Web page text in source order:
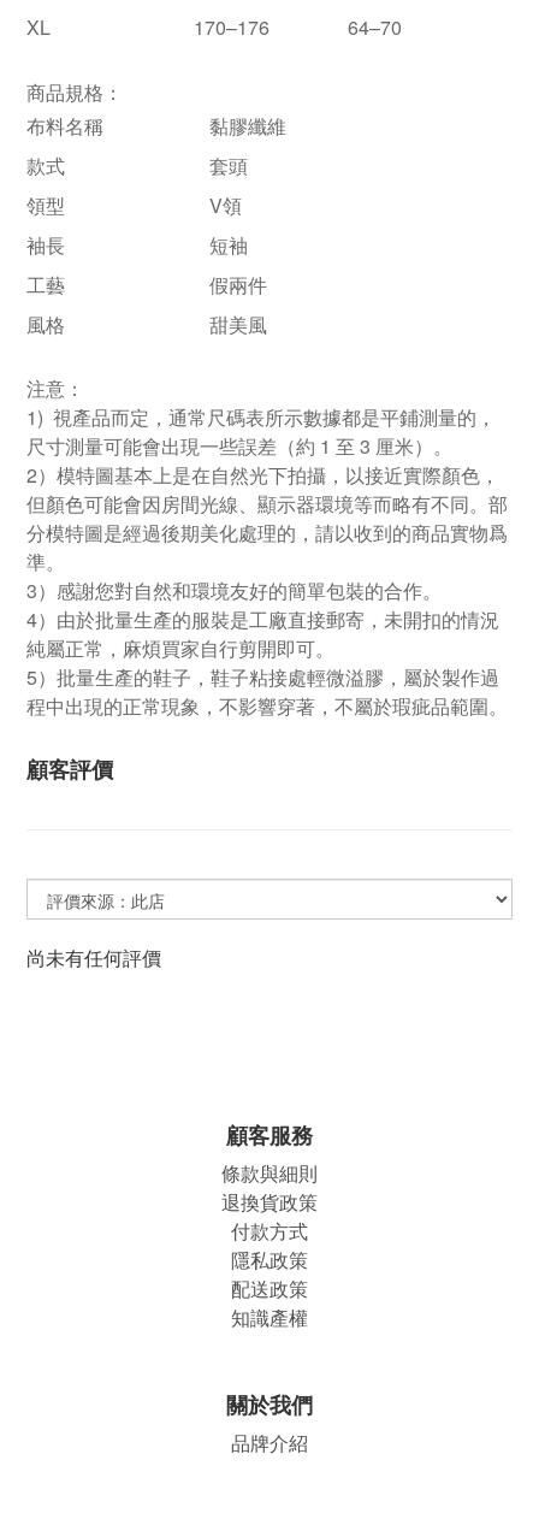
XL
170–176 64–70
商品規格：
布料名稱
黏膠纖維
款式
套頭
領型
V領
袖長
短袖
工藝
假兩件
風格
甜美風
注意：
1) 視產品而定，通常尺碼表所示數據都是平鋪測量的，
尺寸測量可能會出現一些誤差（約 1 至 3 厘米）。
2）模特圖基本上是在自然光下拍攝，以接近實際顏色，
但顏色可能會因房間光線、顯示器環境等而略有不同。部
分模特圖是經過後期美化處理的，請以收到的商品實物爲
準。
3）感謝您對自然和環境友好的簡單包裝的合作。
4）由於批量生產的服裝是工廠直接郵寄，未開扣的情況
純屬正常，麻煩買家自行剪開即可。
5）批量生產的鞋子，鞋子粘接處輕微溢膠，屬於製作過
程中出現的正常現象，不影響穿著，不屬於瑕疵品範圍。
顧客評價
尚未有任何評價
顧客服務
條款與細則
退換貨政策
付款方式
隱私政策
配送政策
知識產權
關於我們
品牌介紹